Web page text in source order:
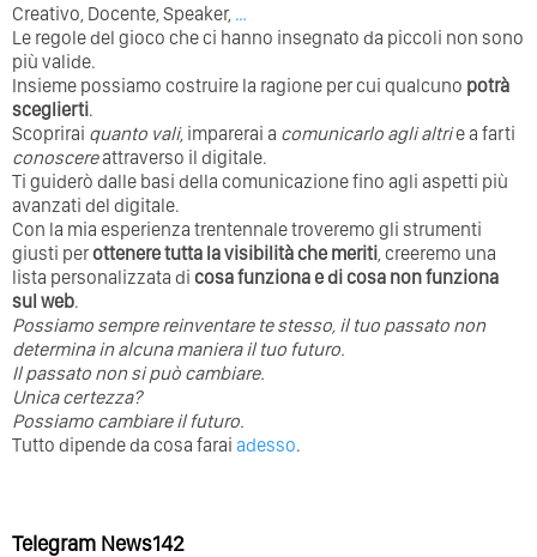
Creativo, Docente, Speaker, …
Le regole del gioco che ci hanno insegnato da piccoli non sono
più valide.
Insieme possiamo costruire la ragione per cui qualcuno potrà
sceglierti.
Scoprirai quanto vali, imparerai a comunicarlo agli altrie a farti
conoscereattraverso il digitale.
Ti guiderò dalle basi della comunicazione fino agli aspetti più
avanzati del digitale.
Con la mia esperienza trentennale troveremo gli strumenti
giusti perottenere tutta la visibilità che meriti, creeremo una
lista personalizzata di cosa funziona e di cosa non funziona
sul web.
Possiamo sempre reinventare te stesso, il tuo passato non
determina in alcuna maniera il tuo futuro. ⁣
⁣Il passato non si può cambiare.
Unica certezza?
Possiamo cambiare il futuro.
Tutto dipende da cosa farai adesso.
Telegram News142